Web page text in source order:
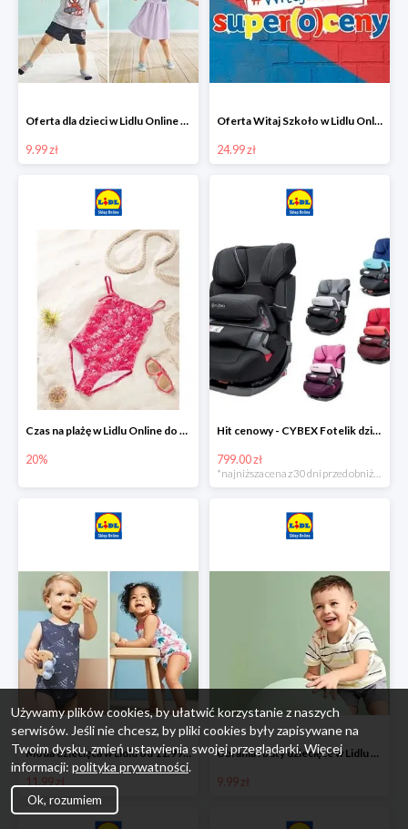
Oferta dla dzieci w Lidlu Online od 9,99 zł
9.99 zł
Oferta Witaj Szkoło w Lidlu Online od 24,99 zł
24.99 zł
Czas na plażę w Lidlu Online do -20%
20%
Hit cenowy - CYBEX Fotelik dziecięcy samochodowy Pallasfix grupa I-III, 9-36 kg
799.00 zł
Moda dziecięca w Lidlu od 11.99 zł
11.99 zł
Ubrania i buty dziecięce w Lidlu Online od 9,99 zł
9.99 zł
Używamy plików cookies, by ułatwić korzystanie z naszych
serwisów. Jeśli nie chcesz, by pliki cookies były zapisywane na
Twoim dysku, zmień ustawienia swojej przeglądarki. Więcej
informacji: polityka prywatności.
Ok, rozumiem